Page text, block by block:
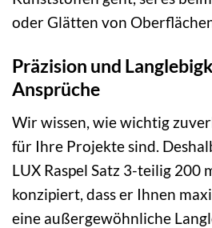
oder Glätten von
Präzision und
Ansprüche
Wir wissen, wie wichtig
für Ihre Projekte sind.
LUX Raspel Satz 3-teilig 200
konzipiert, dass er Ihnen
eine außergewöhnliche